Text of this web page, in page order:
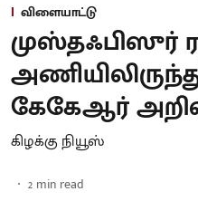
விளையாட்டு
கேகேஆர்
கிழக்கு நியூஸ்
2 min read